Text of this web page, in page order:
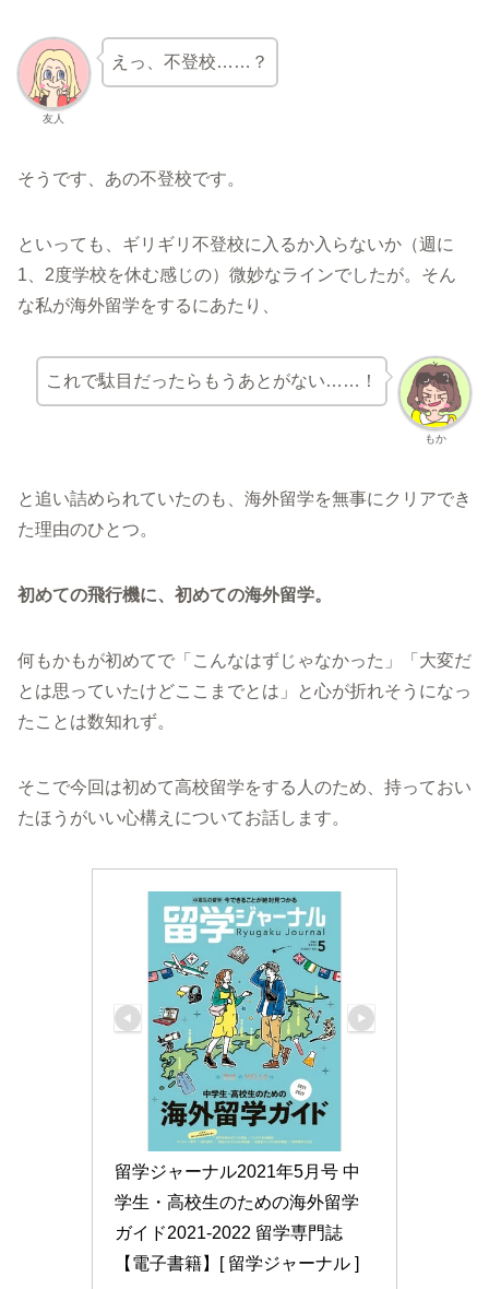
友人
えっ、不登校……？
そうです、あの不登校です。
といっても、ギリギリ不登校に入るか入らないか（週に
1、2度学校を休む感じの）微妙なラインでしたが。そん
な私が海外留学をするにあたり、
もか
これで駄目だったらもうあとがない……！
と追い詰められていたのも、海外留学を無事にクリアでき
た理由のひとつ。
初めての飛行機に、初めての海外留学。
何もかもが初めてで「こんなはずじゃなかった」「大変だ
とは思っていたけどここまでとは」と心が折れそうになっ
たことは数知れず。
そこで今回は初めて高校留学をする人のため、持っておい
たほうがいい心構えについてお話します。
留学ジャーナル2021年5月号 中
学生・高校生のための海外留学
ガイド2021-2022 留学専門誌
【電子書籍】[ 留学ジャーナル ]